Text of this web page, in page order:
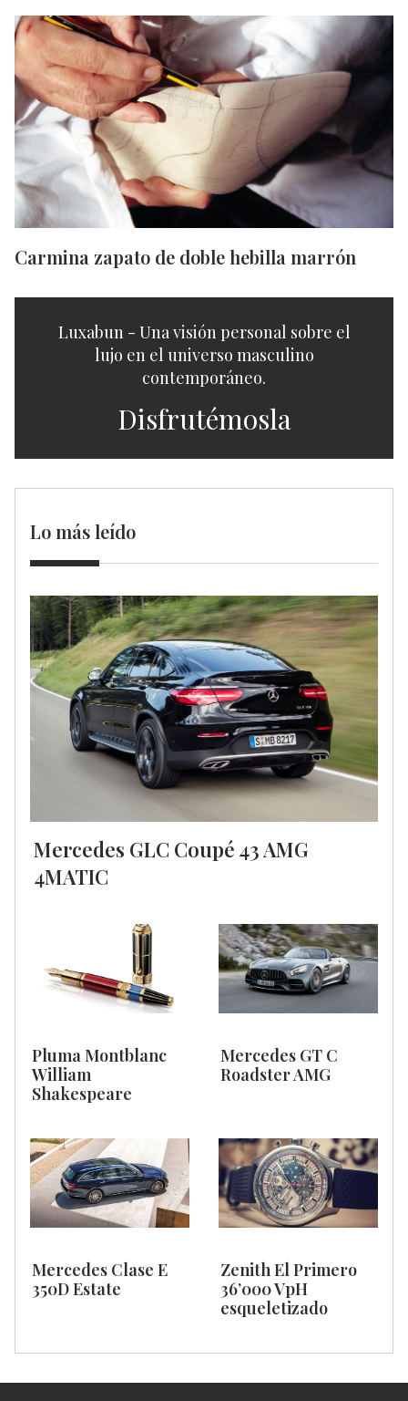
Carmina zapato de doble hebilla marrón
Luxabun - Una visión personal sobre el
lujo en el universo masculino
contemporáneo.
Disfrutémosla
Lo más leído
Mercedes GLC Coupé 43 AMG
4MATIC
Pluma Montblanc
William
Shakespeare
Mercedes GT C
Roadster AMG
Mercedes Clase E
350D Estate
Zenith El Primero
36’000 VpH
esqueletizado